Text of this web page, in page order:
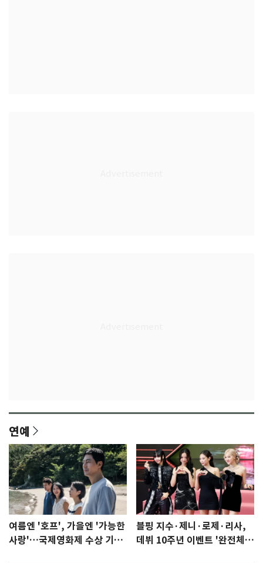
연예
여름엔 '호프', 가을엔 '가능한
사랑'…국제영화제 수상 기대
블핑 지수·제니·로제·리사,
데뷔 10주년 이벤트 '완전체'